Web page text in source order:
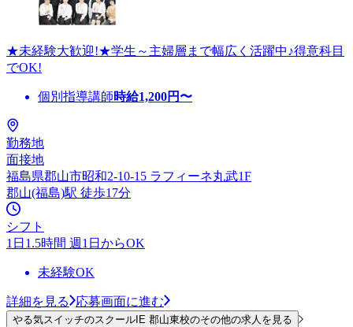
★未経験大歓迎!★学生～主婦層まで幅広く活躍中♪得意科目
でOK!
個別指導講師時給1,200円〜
勤務地
面接地
福島県郡山市昭和2-10-15 ラフィーネ丸武1F
郡山(福島)駅 徒歩17分
シフト
1日1.5時間 週1日からOK
未経験OK
詳細を見る 応募画面に進む
やる気スイッチのスクールIE 郡山東校のその他の求人を見る